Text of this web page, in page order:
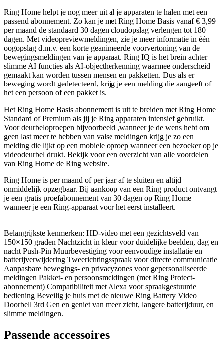
Ring Home helpt je nog meer uit al je apparaten te halen met een
passend abonnement. Zo kan je met Ring Home Basis vanaf € 3,99
per maand de standaard 30 dagen cloudopslag verlengen tot 180
dagen. Met videopreviewmeldingen, zie je meer informatie in één
oogopslag d.m.v. een korte geanimeerde voorvertoning van de
bewegingsmeldingen van je apparaat. Ring IQ is het brein achter
slimme AI functies als AI-objectherkenning waarmee onderscheid
gemaakt kan worden tussen mensen en pakketten. Dus als er
beweging wordt gedetecteerd, krijg je een melding die aangeeft of
het een persoon of een pakket is.
Het Ring Home Basis abonnement is uit te breiden met Ring Home
Standard of Premium als jij je Ring apparaten intensief gebruikt.
Voor deurbeloproepen bijvoorbeeld ,wanneer je de wens hebt om
geen last meer te hebben van valse meldingen krijg je zo een
melding die lijkt op een mobiele oproep wanneer een bezoeker op je
videodeurbel drukt. Bekijk voor een overzicht van alle voordelen
van Ring Home de Ring website.
Ring Home is per maand of per jaar af te sluiten en altijd
onmiddelijk opzegbaar. Bij aankoop van een Ring product ontvangt
je een gratis proefabonnement van 30 dagen op Ring Home
wanneer je een Ring-apparaat voor het eerst installeert.
Belangrijkste kenmerken: HD-video met een gezichtsveld van
150×150 graden Nachtzicht in kleur voor duidelijke beelden, dag en
nacht Push-Pin Muurbevestiging voor eenvoudige installatie en
batterijverwijdering Tweerichtingsspraak voor directe communicatie
Aanpasbare bewegings- en privacyzones voor gepersonaliseerde
meldingen Pakket- en persoonsmeldingen (met Ring Protect-
abonnement) Compatibiliteit met Alexa voor spraakgestuurde
bediening Beveilig je huis met de nieuwe Ring Battery Video
Doorbell 3rd Gen en geniet van meer zicht, langere batterijduur, en
slimme meldingen.
Passende accessoires